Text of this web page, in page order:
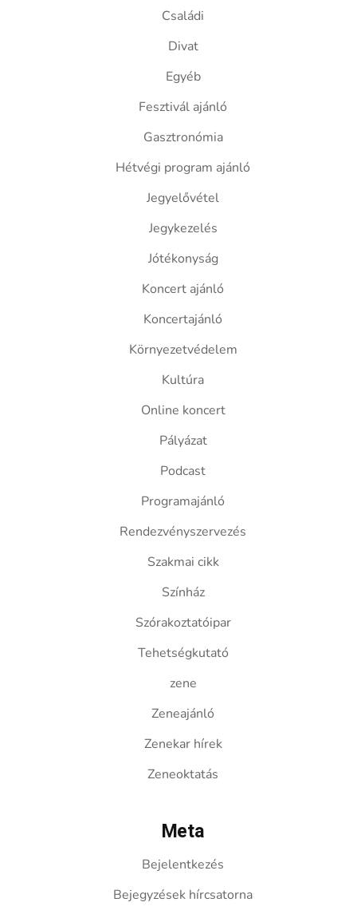
Családi
Divat
Egyéb
Fesztivál ajánló
Gasztronómia
Hétvégi program ajánló
Jegyelővétel
Jegykezelés
Jótékonyság
Koncert ajánló
Koncertajánló
Környezetvédelem
Kultúra
Online koncert
Pályázat
Podcast
Programajánló
Rendezvényszervezés
Szakmai cikk
Színház
Szórakoztatóipar
Tehetségkutató
zene
Zeneajánló
Zenekar hírek
Zeneoktatás
Meta
Bejelentkezés
Bejegyzések hírcsatorna